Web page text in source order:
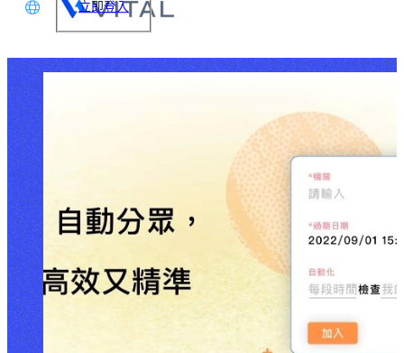
語
中文
立即登入